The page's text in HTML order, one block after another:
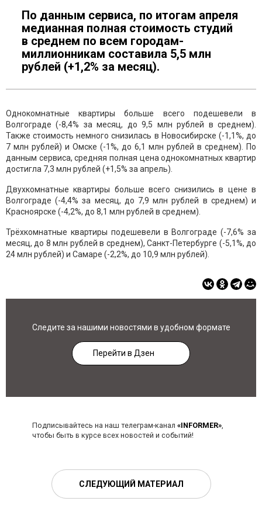
По данным сервиса, по итогам апреля
медианная полная стоимость студий
в среднем по всем городам-
миллионникам составила 5,5 млн
рублей (+1,2% за месяц).
Однокомнатные квартиры больше всего подешевели в
Волгограде (-8,4% за месяц, до 9,5 млн рублей в среднем).
Также стоимость немного снизилась в Новосибирске (-1,1%, до
7 млн рублей) и Омске (-1%, до 6,1 млн рублей в среднем). По
данным сервиса, средняя полная цена однокомнатных квартир
достигла 7,3 млн рублей (+1,5% за апрель).
Двухкомнатные квартиры больше всего снизились в цене в
Волгограде (-4,4% за месяц, до 7,9 млн рублей в среднем) и
Красноярске (-4,2%, до 8,1 млн рублей в среднем).
Трёхкомнатные квартиры подешевели в Волгограде (-7,6% за
месяц, до 8 млн рублей в среднем), Санкт-Петербурге (-5,1%, до
24 млн рублей) и Самаре (-2,2%, до 10,9 млн рублей).
Следите за нашими новостями в удобном формате
Перейти в Дзен
Подписывайтесь на наш телеграм-канал «INFORMER»,
чтобы быть в курсе всех новостей и событий!
СЛЕДУЮЩИЙ МАТЕРИАЛ